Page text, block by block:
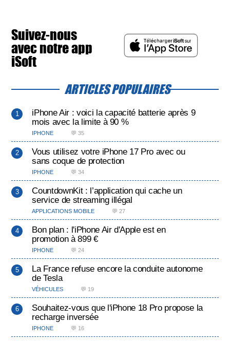
Suivez-nous
avec notre app
iSoft
ARTICLES POPULAIRES
iPhone Air : voici la capacité batterie après 9
mois avec la limite à 90 %
IPHONE 💬 35
Vous utilisez votre iPhone 17 Pro avec ou
sans coque de protection
IPHONE 💬 34
CountdownKit : l’application qui cache un
service de streaming illégal
APPLICATIONS MOBILE 💬 27
Bon plan : l'iPhone Air d'Apple est en
promotion à 899 €
IPHONE 💬 24
La France refuse encore la conduite autonome
de Tesla
VÉHICULES 💬 19
Souhaitez-vous que l'iPhone 18 Pro propose la
recharge inversée
IPHONE 💬 16